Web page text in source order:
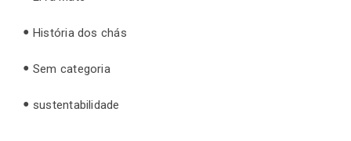
História dos chás
Sem categoria
sustentabilidade